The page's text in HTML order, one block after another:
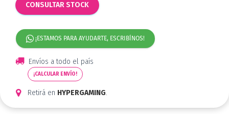
CONSULTAR STOCK
¡ESTAMOS PARA AYUDARTE, ESCRIBÍNOS!
Envíos a todo el país
¡CALCULAR ENVÍO!
Retirá en HYPERGAMING.